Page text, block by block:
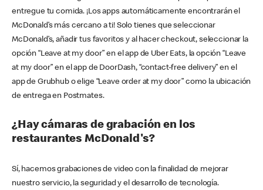
entregue tu comida. ¡Los apps automáticamente encontrarán el
McDonald’s más cercano a ti! Solo tienes que seleccionar
McDonald’s, añadir tus favoritos y al hacer checkout, seleccionar la
opción “Leave at my door” en el app de Uber Eats, la opción “Leave
at my door” en el app de DoorDash, “contact-free delivery” en el
app de Grubhub o elige “Leave order at my door” como la ubicación
de entrega en Postmates.
¿Hay cámaras de grabación en los
restaurantes McDonald's?
Sí, hacemos grabaciones de video con la finalidad de mejorar
nuestro servicio, la seguridad y el desarrollo de tecnología.